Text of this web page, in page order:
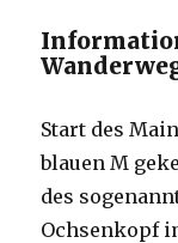
Start des
blauen M
des
Ochsenkopf